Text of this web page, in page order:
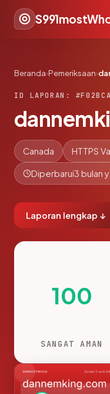
Beranda›Pemeriksaan›
ID LAPORAN:
Canada HTTPS
Diperbarui3 bulan
Laporan lengkap ↓
100
SANGAT AMAN